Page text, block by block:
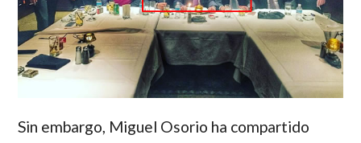
Sin embargo, Miguel Osorio ha compartido